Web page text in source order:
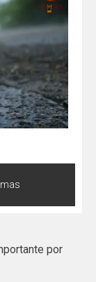
por